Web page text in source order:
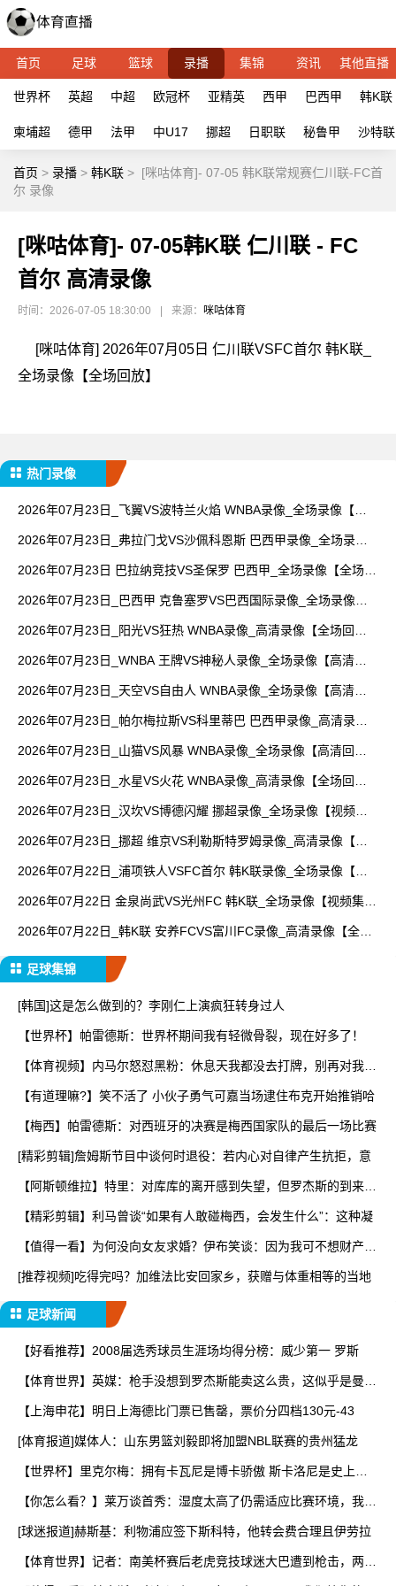
首页 足球 篮球 录播 集锦 资讯 其他直播
世界杯 英超 中超 欧冠杯 亚精英 西甲 巴西甲 韩K联
柬埔超 德甲 法甲 中U17 挪超 日职联 秘鲁甲 沙特联
首页 > 录播 > 韩K联 > [咪咕体育]- 07-05 韩K联常规赛仁川联-FC首
尔 录像
[咪咕体育]- 07-05韩K联 仁川联 - FC
首尔 高清录像
时间：2026-07-05 18:30:00 来源： 咪咕体育
[咪咕体育] 2026年07月05日 仁川联VSFC首尔 韩K联_
全场录像【全场回放】
热门录像
2026年07月23日_飞翼VS波特兰火焰 WNBA录像_全场录像【视
2026年07月23日_弗拉门戈VS沙佩科恩斯 巴西甲录像_全场录像
2026年07月23日 巴拉纳竞技VS圣保罗 巴西甲_全场录像【全场回
2026年07月23日_巴西甲 克鲁塞罗VS巴西国际录像_全场录像
2026年07月23日_阳光VS狂热 WNBA录像_高清录像【全场回
2026年07月23日_WNBA 王牌VS神秘人录像_全场录像【高清回
2026年07月23日_天空VS自由人 WNBA录像_全场录像【高清回
2026年07月23日_帕尔梅拉斯VS科里蒂巴 巴西甲录像_高清录像
2026年07月23日_山猫VS风暴 WNBA录像_全场录像【高清回
2026年07月23日_水星VS火花 WNBA录像_高清录像【全场回
2026年07月23日_汉坎VS博德闪耀 挪超录像_全场录像【视频集
2026年07月23日_挪超 维京VS利勒斯特罗姆录像_高清录像【全
2026年07月22日_浦项铁人VSFC首尔 韩K联录像_全场录像【高
2026年07月22日 金泉尚武VS光州FC 韩K联_全场录像【视频集
2026年07月22日_韩K联 安养FCVS富川FC录像_高清录像【全场
足球集锦
[韩国]这是怎么做到的？李刚仁上演疯狂转身过人
【世界杯】帕雷德斯：世界杯期间我有轻微骨裂，现在好多了！
【体育视频】内马尔怒怼黑粉：休息天我都没去打牌，别再对我指
【有道理嘛?】笑不活了 小伙子勇气可嘉当场逮住布克开始推销哈
【梅西】帕雷德斯：对西班牙的决赛是梅西国家队的最后一场比赛
[精彩剪辑]詹姆斯节目中谈何时退役：若内心对自律产生抗拒，意
【阿斯顿维拉】特里：对库库的离开感到失望，但罗杰斯的到来又
【精彩剪辑】利马曾谈“如果有人敢碰梅西，会发生什么”：这种凝
【值得一看】为何没向女友求婚？伊布笑谈：因为我可不想财产被
[推荐视频]吃得完吗？加维法比安回家乡，获赠与体重相等的当地
足球新闻
【好看推荐】2008届选秀球员生涯场均得分榜：威少第一 罗斯
【体育世界】英媒：枪手没想到罗杰斯能卖这么贵，这似乎是曼城
【上海申花】明日上海德比门票已售罄，票价分四档130元-43
[体育报道]媒体人：山东男篮刘毅即将加盟NBL联赛的贵州猛龙
【世界杯】里克尔梅：拥有卡瓦尼是博卡骄傲 斯卡洛尼是史上最
【你怎么看？】莱万谈首秀：湿度太高了仍需适应比赛环境，我还
[球迷报道]赫斯基：利物浦应签下斯科特，他转会费合理且伊劳拉
【体育世界】记者：南美杯赛后老虎竞技球迷大巴遭到枪击，两人